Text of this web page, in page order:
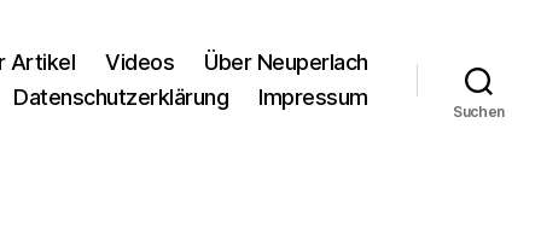
Artikel Videos
Über Neuperlach
Datenschutzerklärung Impressum
Suchen